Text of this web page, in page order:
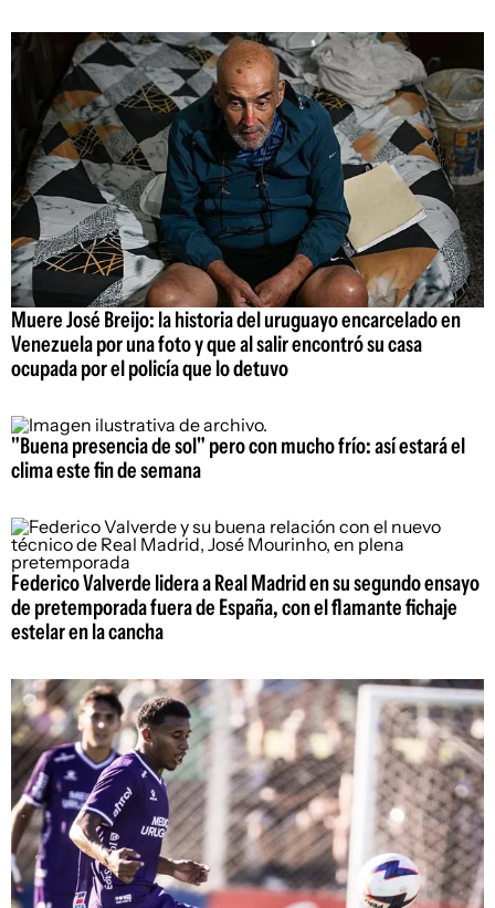
Muere José Breijo: la historia del uruguayo encarcelado en
Venezuela por una foto y que al salir encontró su casa
ocupada por el policía que lo detuvo
"Buena presencia de sol" pero con mucho frío: así estará el
clima este fin de semana
Federico Valverde lidera a Real Madrid en su segundo ensayo
de pretemporada fuera de España, con el flamante fichaje
estelar en la cancha